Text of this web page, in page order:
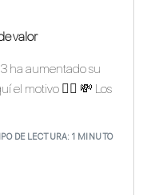
valor
ha aumentado su
el motivo 👇🏽 💸 Los
DE LECTURA: 1 MINUTO